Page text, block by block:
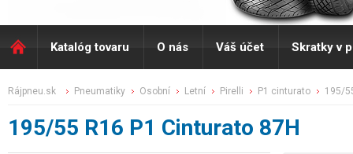
Katalóg tovaru O nás Váš účet Skratky v
rájpneu.sk pneumatiky osobní letní pirelli p1 cinturato 195/
195/55 R16 P1 Cinturato 87H